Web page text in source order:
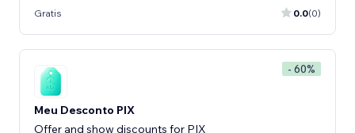
Gratis 0.0(0)
- 60%
Meu Desconto PIX
Offer and show discounts for PIX